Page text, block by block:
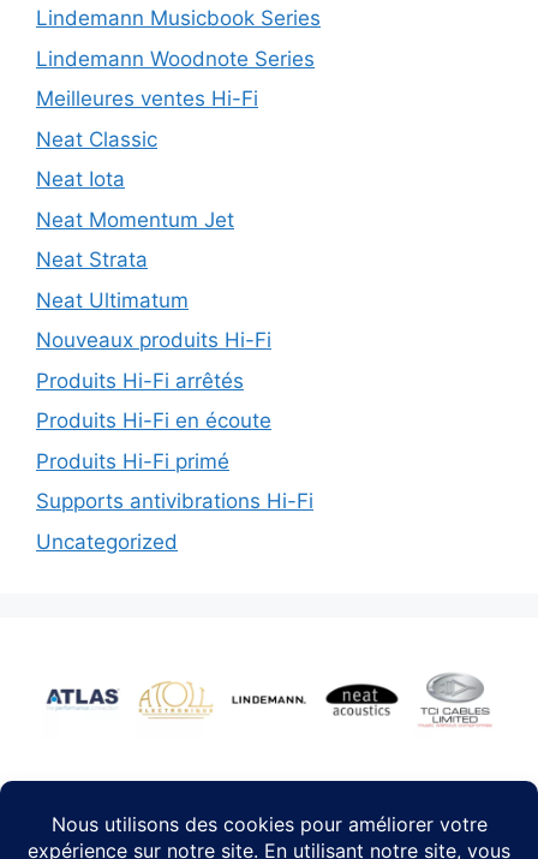
Lindemann Musicbook Series
Lindemann Woodnote Series
Meilleures ventes Hi-Fi
Neat Classic
Neat Iota
Neat Momentum Jet
Neat Strata
Neat Ultimatum
Nouveaux produits Hi-Fi
Produits Hi-Fi arrêtés
Produits Hi-Fi en écoute
Produits Hi-Fi primé
Supports antivibrations Hi-Fi
Uncategorized